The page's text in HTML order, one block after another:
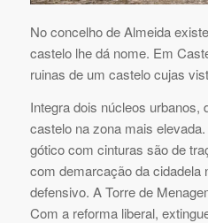
No concelho de Almeida
castelo lhe dá nome. Em
ruinas de um castelo cujas
Integra dois núcleos urbanos,
castelo na zona mais
gótico com cinturas são de
com demarcação da cidadela
defensivo. A Torre de
Com a reforma liberal,